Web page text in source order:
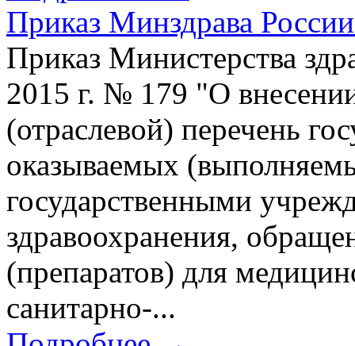
Приказ Минздрава
Приказ Министерства
2015 г. № 179 "О
(отраслевой) перечень
оказываемых
государственными
здравоохранения,
(препаратов) для
санитарно-...